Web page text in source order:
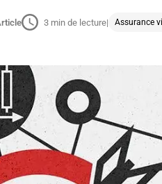
3 min de lecture| Assurance